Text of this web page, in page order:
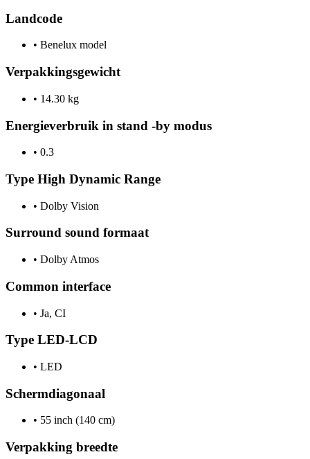
Landcode
• Benelux model
Verpakkingsgewicht
• 14.30 kg
Energieverbruik in stand -by modus
• 0.3
Type High Dynamic Range
• Dolby Vision
Surround sound formaat
• Dolby Atmos
Common interface
• Ja, CI
Type LED-LCD
• LED
Schermdiagonaal
• 55 inch (140 cm)
Verpakking breedte